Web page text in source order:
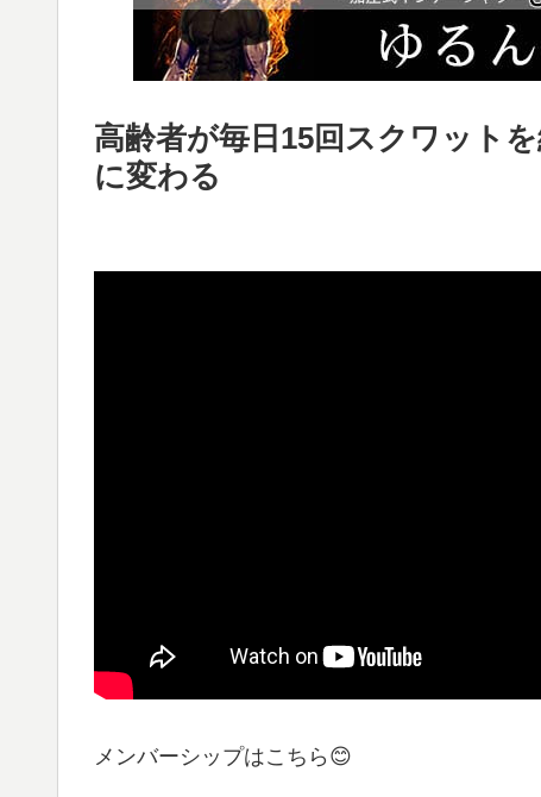
高齢者が毎日15回スクワット
に変わる
メンバーシップはこちら😊